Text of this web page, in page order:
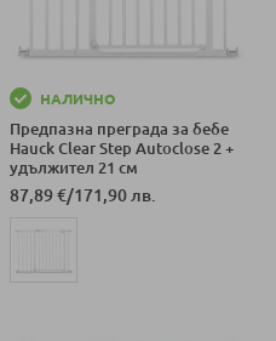
НАЛИЧНО
Предпазна преграда за бебе
Hauck Clear Step Autoclose 2 +
удължител 21 см
87,89 €/171,90 лв.